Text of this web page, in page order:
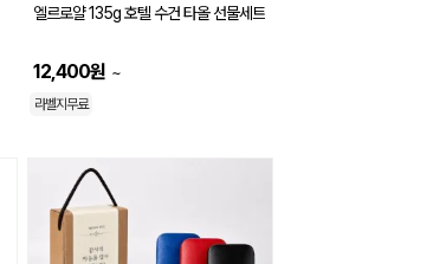
엘르로얄 135g 호텔 수건 타올 선물세트
12,400원 ~
라벨지무료